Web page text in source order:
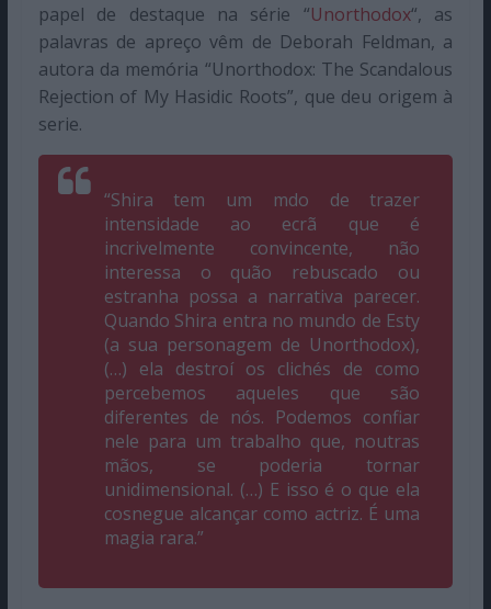
papel de destaque na série “Unorthodox“, as
palavras de apreço vêm de Deborah Feldman, a
autora da memória “Unorthodox: The Scandalous
Rejection of My Hasidic Roots”, que deu origem à
serie.
“Shira tem um mdo de trazer
intensidade ao ecrã que é
incrivelmente convincente, não
interessa o quão rebuscado ou
estranha possa a narrativa parecer.
Quando Shira entra no mundo de Esty
(a sua personagem de Unorthodox),
(…) ela destroí os clichés de como
percebemos aqueles que são
diferentes de nós. Podemos confiar
nele para um trabalho que, noutras
mãos, se poderia tornar
unidimensional. (…) E isso é o que ela
cosnegue alcançar como actriz. É uma
magia rara.”